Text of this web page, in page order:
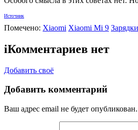
Источник
Помечено: Xiaomi Xiaomi Mi 9 Зарядки
iКомментариев нет
Добавить своё
Добавить комментарий
Ваш адрес email не будет опубликован.